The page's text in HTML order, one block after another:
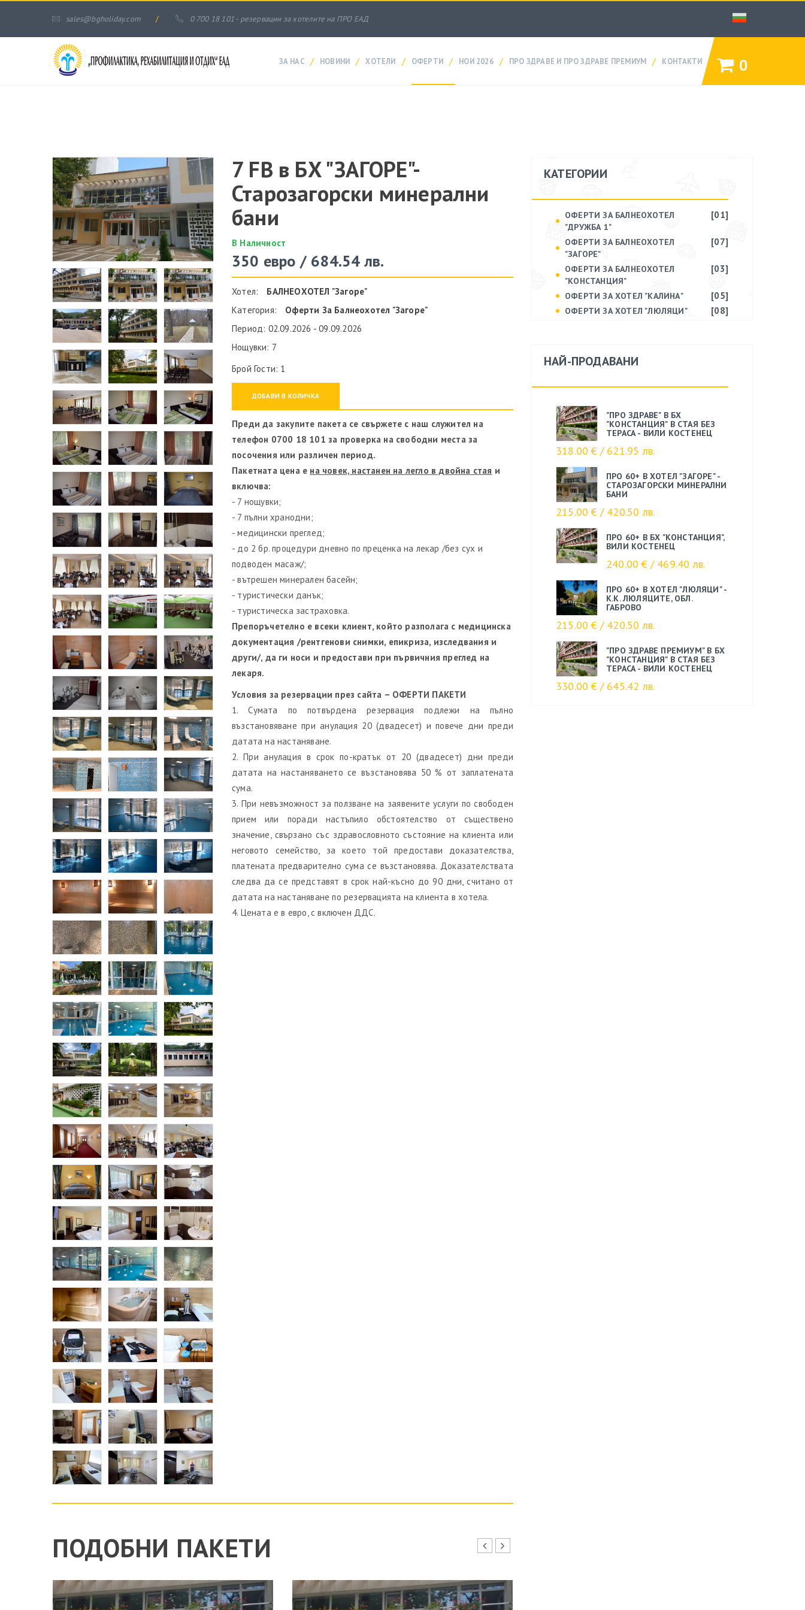
sales@bgholiday.com / 0 700 18 101 - резервации за хотелите на ПРО ЕАД
ЗА НАС / НОВИНИ / ХОТЕЛИ / ОФЕРТИ / НОИ 2026 / ПРО ЗДРАВЕ И ПРО ЗДРАВЕ ПРЕМИУМ / КОНТАКТИ 0
7 FB в БХ "ЗАГОРЕ"-
Старозагорски минерални
бани
В Наличност
350 евро / 684.54 лв.
Хотел:
БАЛНЕОХОТЕЛ "Загоре"
Категория:
Оферти За Балнеохотел "Загоре"
Период: 02.09.2026 - 09.09.2026
Нощувки: 7
Брой Гости: 1
ДОБАВИ В КОЛИЧКА
Преди да закупите пакета се свържете с наш служител на
телефон 0700 18 101 за проверка на свободни места за
посочения или различен период.
Пакетната цена е на човек, настанен на легло в двойна стая и
включва:
- 7 нощувки;
- 7 пълни хранодни;
- медицински преглед;
- до 2 бр. процедури дневно по преценка на лекар /без сух и
подводен масаж/;
- вътрешен минерален басейн;
- туристически данък;
- туристическа застраховка.
Препоръчетелно е всеки клиент, който разполага с медицинска
документация /рентгенови снимки, епикриза, изследвания и
други/, да ги носи и предостави при първичния преглед на
лекаря.
Условия за резервации през сайта – ОФЕРТИ ПАКЕТИ
1. Сумата по потвърдена резервация подлежи на пълно
възстановяване при анулация 20 (двадесет) и повече дни преди
датата на настаняване.
2. При анулация в срок по-кратък от 20 (двадесет) дни преди
датата на настаняването се възстановява 50 % от заплатената
сума.
3. При невъзможност за ползване на заявените услуги по свободен
прием или поради настъпило обстоятелство от съществено
значение, свързано със здравословното състояние на клиента или
неговото семейство, за което той предостави доказателства,
платената предварително сума се възстановява. Доказателствата
следва да се представят в срок най-късно до 90 дни, считано от
датата на настаняване по резервацията на клиента в хотела.
4. Цената е в евро, с включен ДДС.
ПОДОБНИ ПАКЕТИ
"ПРО ЗДРАВЕ ПРЕМИУМ" В БХ "ЗАГОРЕ"
ПРО 60+ В ХОТЕЛ "ЗАГОРЕ" -
КАТЕГОРИИ
ОФЕРТИ ЗА БАЛНЕОХОТЕЛ
"ДРУЖБА 1"
[01]
ОФЕРТИ ЗА БАЛНЕОХОТЕЛ
"ЗАГОРЕ"
[07]
ОФЕРТИ ЗА БАЛНЕОХОТЕЛ
"КОНСТАНЦИЯ"
[03]
ОФЕРТИ ЗА ХОТЕЛ "КАЛИНА" [05]
ОФЕРТИ ЗА ХОТЕЛ "ЛЮЛЯЦИ" [08]
НАЙ-ПРОДАВАНИ
"ПРО ЗДРАВЕ" В БХ
"КОНСТАНЦИЯ" В СТАЯ БЕЗ
ТЕРАСА - ВИЛИ КОСТЕНЕЦ
318.00 € / 621.95 лв.
ПРО 60+ В ХОТЕЛ "ЗАГОРЕ" -
СТАРОЗАГОРСКИ МИНЕРАЛНИ
БАНИ
215.00 € / 420.50 лв.
ПРО 60+ В БХ "КОНСТАНЦИЯ",
ВИЛИ КОСТЕНЕЦ
240.00 € / 469.40 лв.
ПРО 60+ В ХОТЕЛ "ЛЮЛЯЦИ" -
К.К. ЛЮЛЯЦИТЕ, ОБЛ.
ГАБРОВО
215.00 € / 420.50 лв.
"ПРО ЗДРАВЕ ПРЕМИУМ" В БХ
"КОНСТАНЦИЯ" В СТАЯ БЕЗ
ТЕРАСА - ВИЛИ КОСТЕНЕЦ
330.00 € / 645.42 лв.